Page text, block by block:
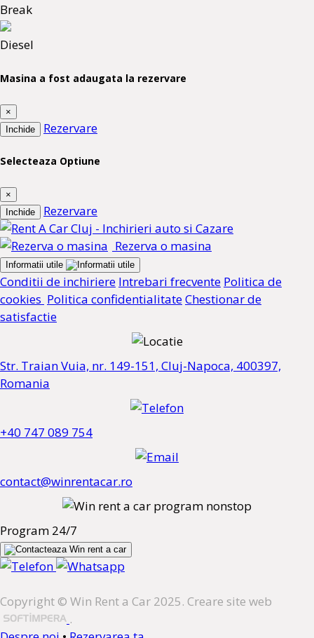
Break
Diesel
Masina a fost adaugata la rezervare
×
Inchide
Rezervare
Selecteaza Optiune
×
Inchide
Rezervare
Rezerva o masina
Informatii utile
Conditii de inchiriere Intrebari frecvente Politica de
cookies Politica confidentialitateChestionar de
satisfactie
Str. Traian Vuia, nr. 149-151, Cluj-Napoca, 400397,
Romania
+40 747 089 754
contact@winrentacar.ro
Program 24/7
Copyright © Win Rent a Car 2025. Creare site web
.